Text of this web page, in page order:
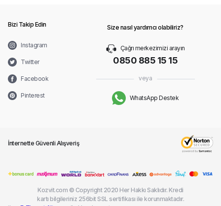
Bizi Takip Edin
Instagram
Twitter
Facebook
Pinterest
Size nasıl yardımcı olabiliriz?
Çağrı merkezimizi arayın
0850 885 15 15
veya
WhatsApp Destek
İnternette Güvenli Alışveriş
Kozvit.com © Copyright 2020 Her Hakkı Saklıdır. Kredi
kartı bilgileriniz 256bit SSL sertifikası ile korunmaktadır.